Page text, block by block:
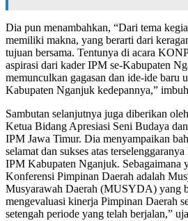
Dia pun menambahkan, “Dari tema
memiliki makna, yang berarti dari
tujuan bersama. Tentunya di acara
aspirasi dari kader IPM se-Kabupaten
memunculkan gagasan dan ide-ide baru
Kabupaten Nganjuk kedepannya,”
Sambutan selanjutnya juga diberikan
Ketua Bidang Apresiasi Seni Budaya
IPM Jawa Timur. Dia menyampaikan
selamat dan sukses atas
IPM Kabupaten Nganjuk. Sebagaimana
Konferensi Pimpinan Daerah adalah
Musyarawah Daerah (MUSYDA) yang
mengevaluasi kinerja Pimpinan Daerah
setengah periode yang telah berjalan,”